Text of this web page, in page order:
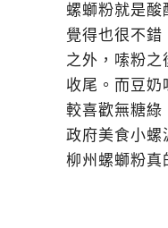
螺螄粉就是酸
覺得也很不錯
之外，嗦粉之
收尾。而豆奶
較喜歡無糖綠
政府美食小螺
柳州螺螄粉真